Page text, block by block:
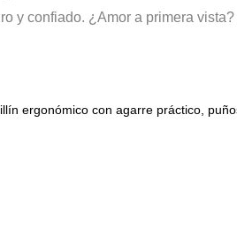
y confiado. ¿Amor a primera
ergonómico con agarre práctico,